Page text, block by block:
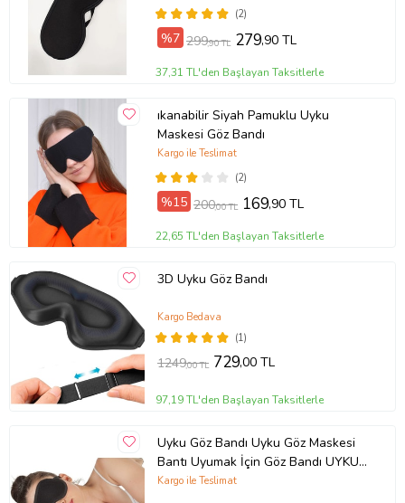
(2)
%7 299,90 TL 279,90 TL
37,31 TL'den Başlayan Taksitlerle
ıkanabilir Siyah Pamuklu Uyku
Maskesi Göz Bandı
(2)
Kargo ile Teslimat
%15 200,00 TL 169,90 TL
22,65 TL'den Başlayan Taksitlerle
3D Uyku Göz Bandı
(1)
Kargo Bedava
1249,00 TL 729,00 TL
97,19 TL'den Başlayan Taksitlerle
Uyku Göz Bandı Uyku Göz Maskesi
Bantı Uyumak İçin Göz Bandı UYKU
GÖZ BANDI GÖZ MASKESİ UYKU
Kargo ile Teslimat